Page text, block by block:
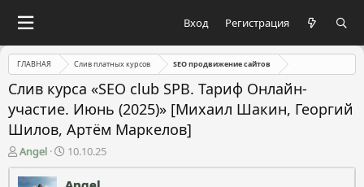
Вход Регистрация
ГЛАВНАЯ Слив платных курсов SEO продвижение сайтов
Слив курса «SEO club SPB. Тариф Онлайн-
участие. Июнь (2025)» [Михаил Шакин, Георгий
Шилов, Артём Маркелов]
А
в
т
Angel
Д
а
т
10.10.25